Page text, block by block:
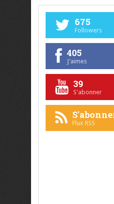
675
Followers
405
J'aimes
39
S'abonner
Flux RSS